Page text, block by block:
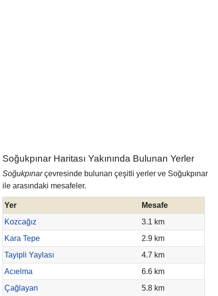
Soğukpınar Haritası Yakınında Bulunan Yerler
Soğukpınarçevresinde bulunan çeşitli yerler ve Soğukpınar
ile arasındaki mesafeler.
Yer
Mesafe
Kozcağız
3.1 km
Kara Tepe
2.9 km
Tayipli Yaylası
4.7 km
Acıelma
6.6 km
Çağlayan
5.8 km